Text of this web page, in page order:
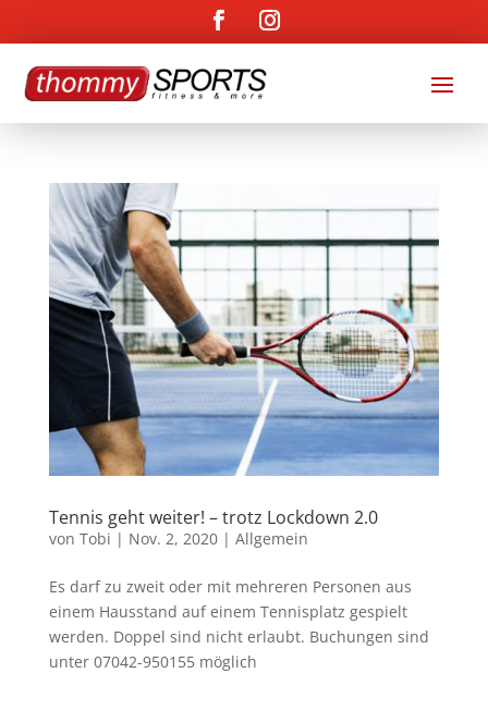
Tennis geht weiter! – trotz Lockdown 2.0
von Tobi | Nov. 2, 2020| Allgemein
Es darf zu zweit oder mit mehreren Personen aus
einem Hausstand auf einem Tennisplatz gespielt
werden. Doppel sind nicht erlaubt. Buchungen sind
unter 07042-950155 möglich